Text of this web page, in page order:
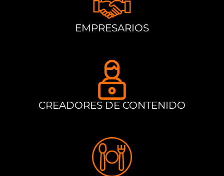
EMPRESARIOS
CREADORES DE CONTENIDO